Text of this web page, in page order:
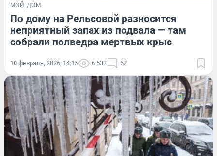
МОЙ ДОМ
По дому на Рельсовой разносится
неприятный запах из подвала — там
собрали полведра мертвых крыс
10 февраля, 2026, 14:15 6 532 62